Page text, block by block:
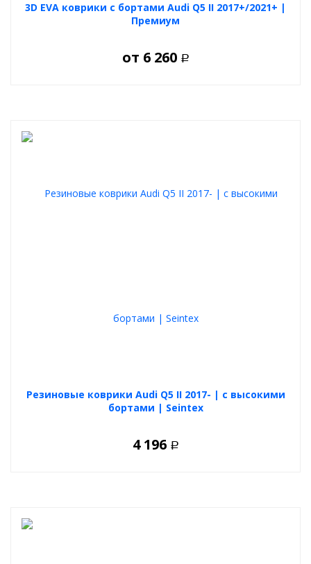
3D EVA коврики с бортами Audi Q5 II 2017+/2021+ |
Премиум
от 6 260 Р
Резиновые коврики Audi Q5 II 2017- | с высокими
бортами | Seintex
4 196 Р